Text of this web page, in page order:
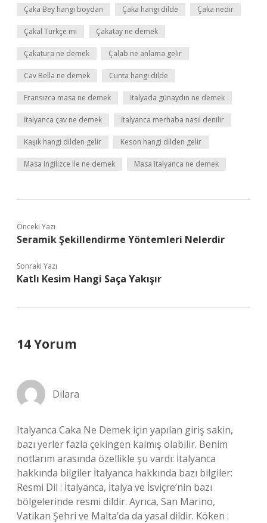
Çaka Bey hangi boydan Çaka hangi dilde Çaka nedir
Çakal Türkçe mi Çakatay ne demek
Çakatura ne demek Çalab ne anlama gelir
Cav Bella ne demek Cunta hangi dilde
Fransızca masa ne demek İtalyada günaydın ne demek
İtalyanca çav ne demek İtalyanca merhaba nasıl denilir
Kaşık hangi dilden gelir Keson hangi dilden gelir
Masa ingilizce ile ne demek Masa italyanca ne demek
Önceki Yazı
Seramik Şekillendirme Yöntemleri Nelerdir
Sonraki Yazı
Katlı Kesim Hangi Saça Yakışır
14 Yorum
Dilara
Italyanca Caka Ne Demek için yapılan giriş sakin,
bazı yerler fazla çekingen kalmış olabilir. Benim
notlarım arasında özellikle şu vardı: İtalyanca
hakkında bilgiler İtalyanca hakkında bazı bilgiler:
Resmi Dil : İtalyanca, İtalya ve İsviçre’nin bazı
bölgelerinde resmi dildir. Ayrıca, San Marino,
Vatikan Şehri ve Malta’da da yasal dildir. Köken :